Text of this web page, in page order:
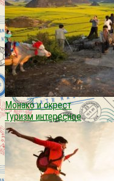
Монако и окрест
Туризм интересное